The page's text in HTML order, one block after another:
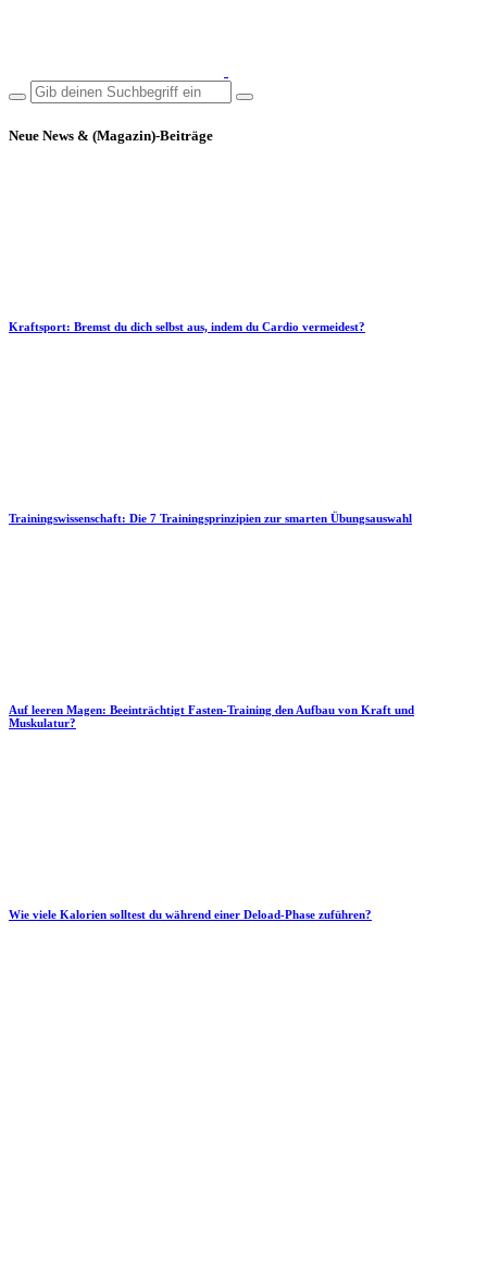
Neue News & (Magazin)-Beiträge
Kraftsport: Bremst du dich selbst aus, indem du Cardio vermeidest?
Trainingswissenschaft: Die 7 Trainingsprinzipien zur smarten Übungsauswahl
Auf leeren Magen: Beeinträchtigt Fasten-Training den Aufbau von Kraft und
Muskulatur?
Wie viele Kalorien solltest du während einer Deload-Phase zuführen?